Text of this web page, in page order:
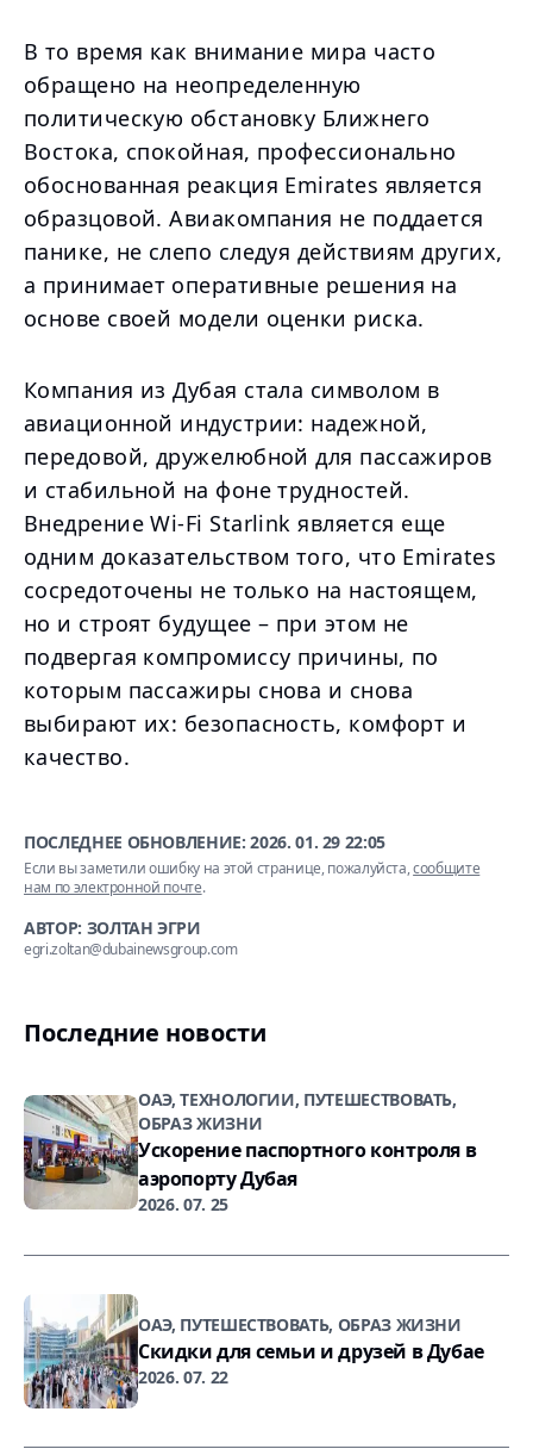
В то время как внимание мира часто
обращено на неопределенную
политическую обстановку Ближнего
Востока, спокойная, профессионально
обоснованная реакция Emirates является
образцовой. Авиакомпания не поддается
панике, не слепо следуя действиям других,
а принимает оперативные решения на
основе своей модели оценки риска.
Компания из Дубая стала символом в
авиационной индустрии: надежной,
передовой, дружелюбной для пассажиров
и стабильной на фоне трудностей.
Внедрение Wi-Fi Starlink является еще
одним доказательством того, что Emirates
сосредоточены не только на настоящем,
но и строят будущее – при этом не
подвергая компромиссу причины, по
которым пассажиры снова и снова
выбирают их: безопасность, комфорт и
качество.
ПОСЛЕДНЕЕ ОБНОВЛЕНИЕ:2026. 01. 29 22:05
Если вы заметили ошибку на этой странице, пожалуйста,сообщите
нам по электронной почте.
АВТОР: ЗОЛТАН ЭГРИ
egri.zoltan@dubainewsgroup.com
Последние новости
ОАЭ, ТЕХНОЛОГИИ, ПУТЕШЕСТВОВАТЬ,
ОБРАЗ ЖИЗНИ
Ускорение паспортного контроля в
аэропорту Дубая
2026. 07. 25
ОАЭ, ПУТЕШЕСТВОВАТЬ, ОБРАЗ ЖИЗНИ
Скидки для семьи и друзей в Дубае
2026. 07. 22